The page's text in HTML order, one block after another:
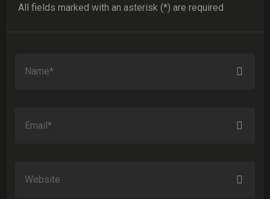
All fields marked with an asterisk (*) are required